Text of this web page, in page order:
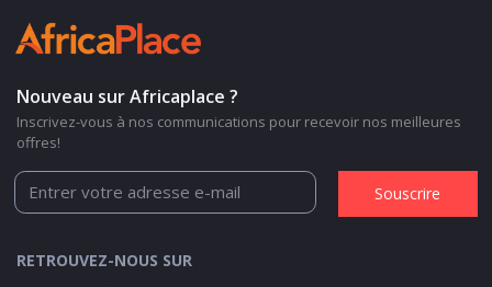
Nouveau sur Africaplace ?
Inscrivez-vous à nos communications pour recevoir nos meilleures
offres!
Souscrire
RETROUVEZ-NOUS SUR